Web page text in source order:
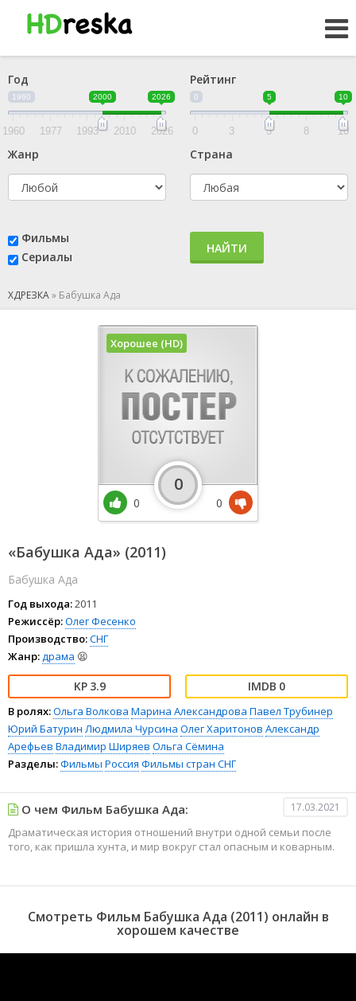
Год
1960 2000 2026
1960 1977 1993 2010 2026
Рейтинг
0 5 10
0 3 5 8 10
Жанр Страна
Фильмы
Сериалы
НАЙТИ
ХДРЕЗКА» Бабушка Ада
«Бабушка Ада» (2011)
Бабушка Ада
Год выхода:2011
Режиссёр:Олег Фесенко
Производство:СНГ
Жанр:драма 😫
3.9 0
В ролях:Ольга Волкова Марина Александрова Павел Трубинер
Юрий Батурин Людмила Чурсина Олег Харитонов Александр
Арефьев Владимир Ширяев Ольга Сёмина
Разделы:Фильмы Россия Фильмы стран СНГ
Хорошее (HD)
0
0
0
О чем Фильм Бабушка Ада: 17.03.2021
Драматическая история отношений внутри одной семьи после
того, как пришла хунта, и мир вокруг стал опасным и коварным.
Смотреть Фильм Бабушка Ада (2011) онлайн в
хорошем качестве